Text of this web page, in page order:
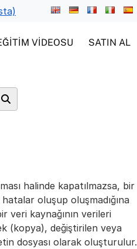
VIDEOSU SATIN AL
halinde kapatılmazsa, bir
oluşup oluşmadığına
veri kaynağının verileri
(kopya), değiştirilen veya
dosyası olarak oluşturulur.